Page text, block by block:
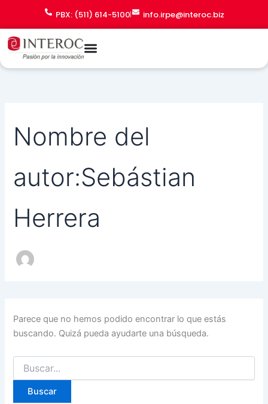
contenido
PBX: (511) 614-5100 info.irpe@interoc.biz
Nombre del
autor:Sebástian
Herrera
Parece que no hemos podido encontrar lo que estás
buscando. Quizá pueda ayudarte una búsqueda.